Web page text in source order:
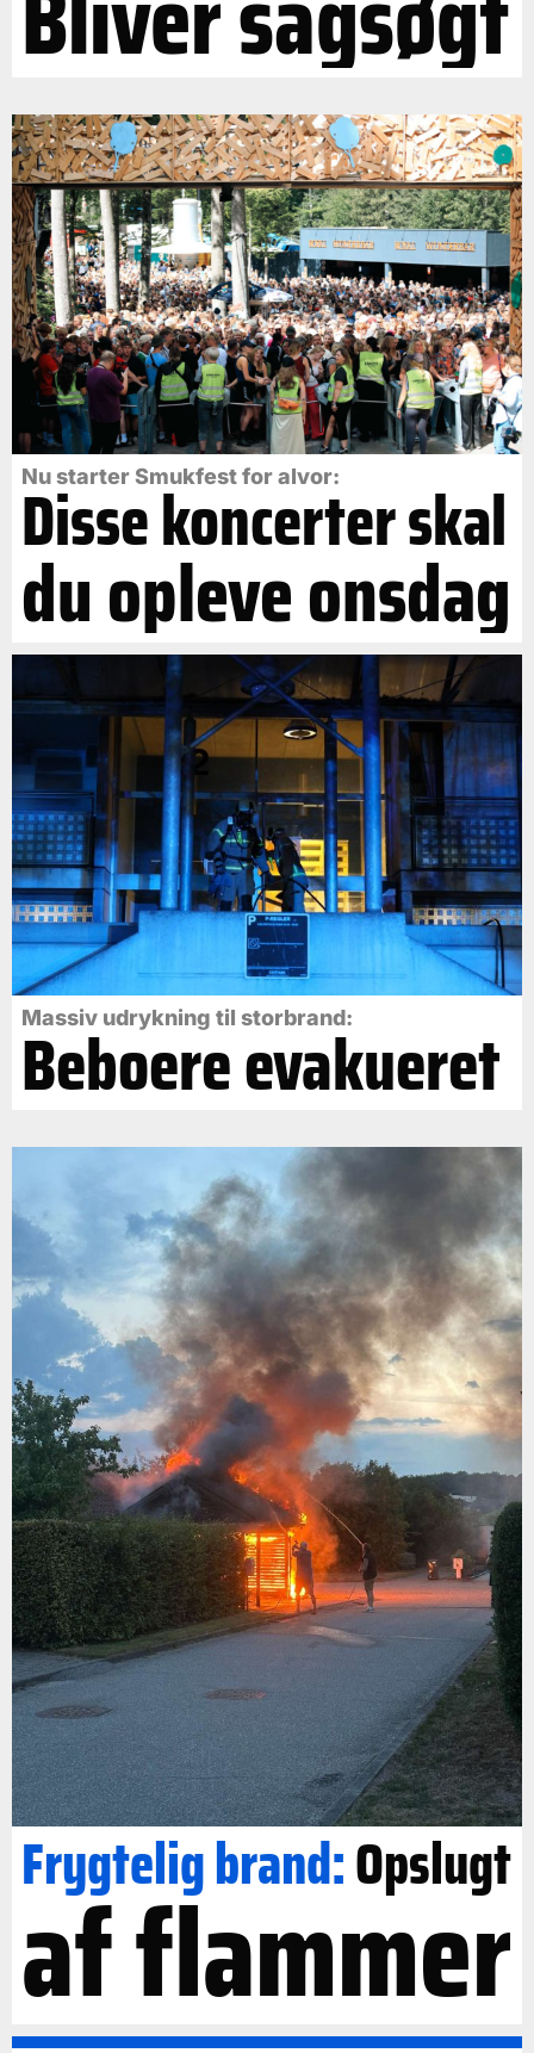
Nu starter Smukfest for alvor:
Disse koncerter skal
du opleve onsdag
Massiv udrykning til storbrand:
Beboere evakueret
Frygtelig brand:Opslugt
af flammer